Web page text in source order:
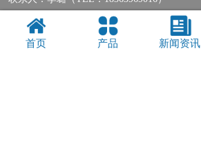
电话：0532-84866058
公司总部地址：青岛市市北区大沙路2号
首页 产品 新闻资讯